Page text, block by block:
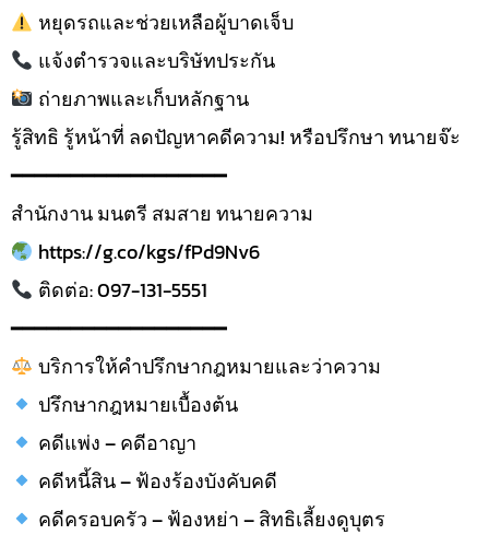
หยุดรถและช่วยเหลือผู้บาดเจ็บ
แจ้งตำรวจและบริษัทประกัน
ถ่ายภาพและเก็บหลักฐาน
รู้สิทธิ รู้หน้าที่ ลดปัญหาคดีความ! หรือปรึกษา ทนายจ๊ะ
━━━━━━━━━━━━━━━━━━
สำนักงาน มนตรี สมสาย ทนายความ
https://g.co/kgs/fPd9Nv6
ติดต่อ: 097-131-5551
━━━━━━━━━━━━━━━━━━
บริการให้คำปรึกษากฎหมายและว่าความ
ปรึกษากฎหมายเบื้องต้น
คดีแพ่ง – คดีอาญา
คดีหนี้สิน – ฟ้องร้องบังคับคดี
คดีครอบครัว – ฟ้องหย่า – สิทธิเลี้ยงดูบุตร